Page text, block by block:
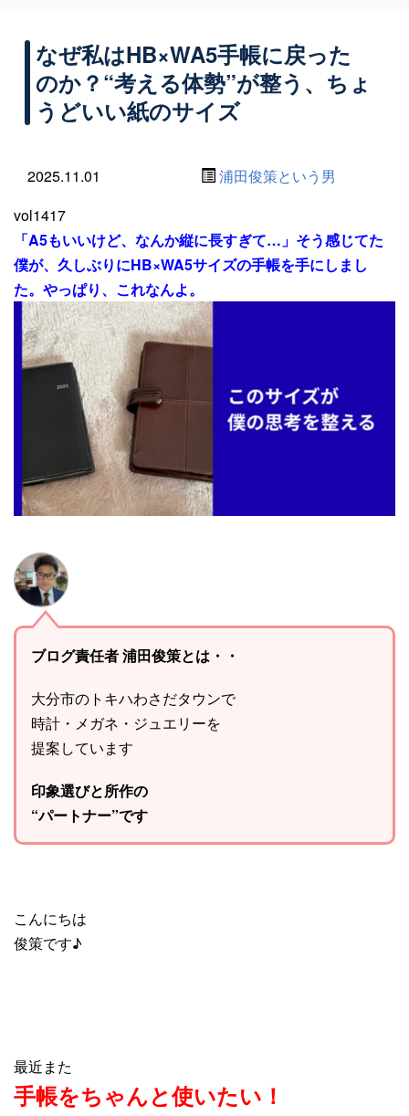
なぜ私はHB×WA5手帳に戻った
のか？“考える体勢”が整う、ちょ
うどいい紙のサイズ
2025.11.01
浦田俊策という男
vol1417
「A5もいいけど、なんか縦に長すぎて…」そう感じてた
僕が、久しぶりにHB×WA5サイズの手帳を手にしまし
た。やっぱり、これなんよ。
ブログ責任者 浦田俊策とは・・
大分市のトキハわさだタウンで
時計・メガネ・ジュエリーを
提案しています
印象選びと所作の
“パートナー”です
こんにちは
俊策です♪
最近また
手帳をちゃんと使いたい！